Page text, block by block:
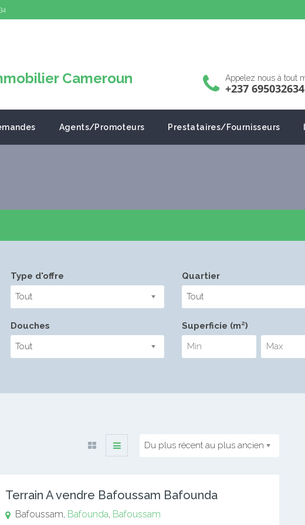
Appelez nous à tout
+237 695032634
Agents/Promoteurs Prestataires/Fournisseurs
Type d'offre
Tout
Quartier
Tout
Douches
Tout
Superficie (m²)
Du plus récent au plus ancien
Terrain A vendre Bafoussam Bafounda
Bafoussam, Bafounda, Bafoussam